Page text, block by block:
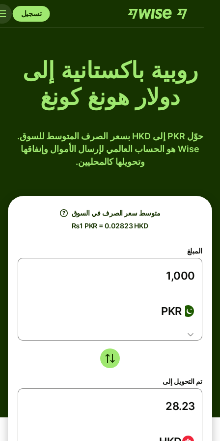
تسجيل
روبية باكستانية إلى
دولار هونغ كونغ
حوّل PKR إلى HKD بسعر الصرف المتوسط للسوق.
Wise هو الحساب العالمي لإرسال الأموال وإنفاقها
وتحويلها كالمحليين.
متوسط ​​سعر الصرف في السوق
₨1 PKR = 0.02823 HKD
المبلغ
PKR
تم التحويل إلى